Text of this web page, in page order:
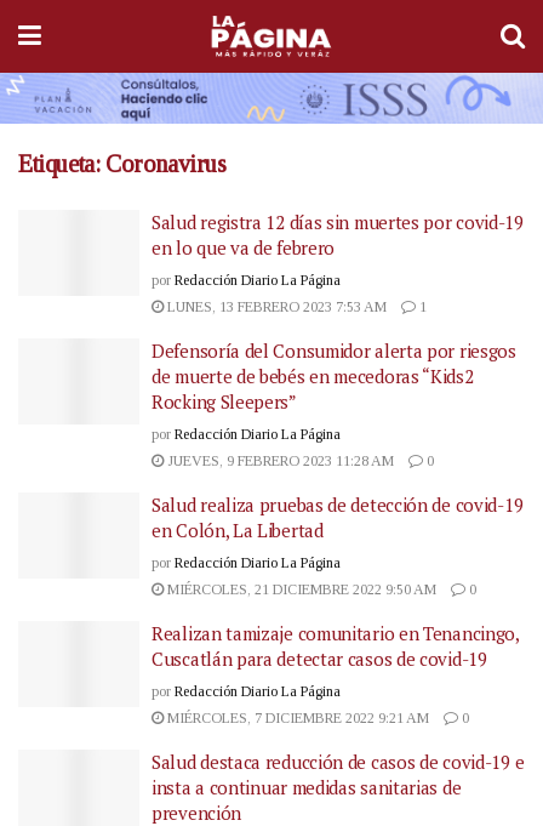
Etiqueta: Coronavirus
Salud registra 12 días sin muertes por covid-19
en lo que va de febrero
por Redacción Diario La Página
LUNES, 13 FEBRERO 2023 7:53 AM
1
Defensoría del Consumidor alerta por riesgos
de muerte de bebés en mecedoras “Kids2
Rocking Sleepers”
por Redacción Diario La Página
JUEVES, 9 FEBRERO 2023 11:28 AM
0
Salud realiza pruebas de detección de covid-19
en Colón, La Libertad
por Redacción Diario La Página
MIÉRCOLES, 21 DICIEMBRE 2022 9:50 AM
0
Realizan tamizaje comunitario en Tenancingo,
Cuscatlán para detectar casos de covid-19
por Redacción Diario La Página
MIÉRCOLES, 7 DICIEMBRE 2022 9:21 AM
0
Salud destaca reducción de casos de covid-19 e
insta a continuar medidas sanitarias de
prevención